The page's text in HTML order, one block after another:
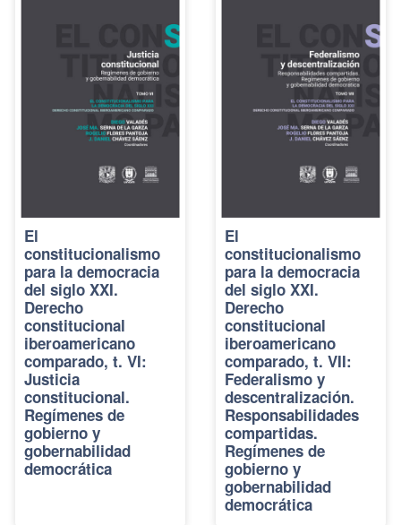
El
constitucionalismo
para la democracia
del siglo XXI.
Derecho
constitucional
iberoamericano
comparado, t. VI:
Justicia
constitucional.
Regímenes de
gobierno y
gobernabilidad
democrática
El
constitucionalismo
para la democracia
del siglo XXI.
Derecho
constitucional
iberoamericano
comparado, t. VII:
Federalismo y
descentralización.
Responsabilidades
compartidas.
Regímenes de
gobierno y
gobernabilidad
democrática